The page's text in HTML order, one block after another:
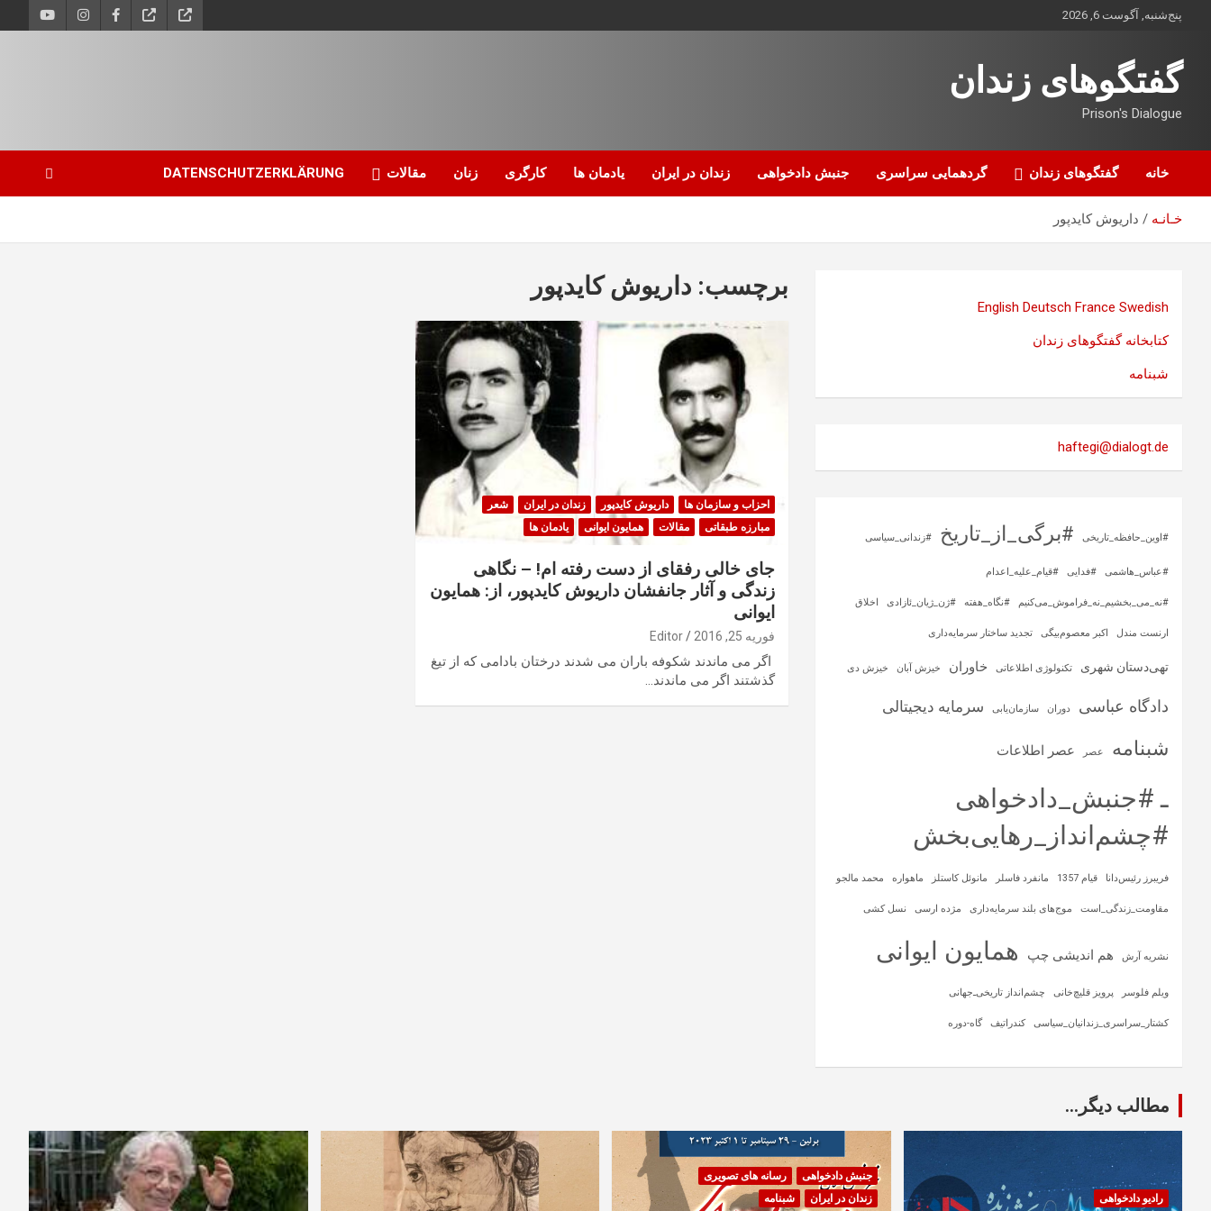
محتوا
پنج‌شنبه, آگوست 6, 2026
گفتگوهای زندان
Prison's Dialogue
خانه گفتگوهای زندان گردهمایی سراسری جنبش دادخواهی زندان در ایران یادمان ها کارگری زنان مقالات DATENSCHUTZERKLÄRUNG
خـانـه داریوش کایدپور
برچسب: داریوش کایدپور
احزاب و سازمان ها داریوش کایدپور زندان در ایران
شعر
مبارزه طبقاتی
مقالات همایون ایوانی یادمان ها
جای خالی رفقای از دست رفته ام! – نگاهی
زندگی و آثار جانفشان داریوش کایدپور، از: همایون
ایوانی
فوریه 25, 2016 Editor
اگر می ماندند شکوفه باران می شدند درختان بادامی که از تیغ
گذشتند اگر می ماندند…
English Deutsch France Swedish
کتابخانه گفتگوهای زندان
شبنامه
haftegi@dialogt.de
#اوین_حافظه_تاریخی #برگی_از_تاریخ #زندانی_سیاسی
#عباس_هاشمی #فدایی #قیام_علیه_اعدام
#نه_می_بخشیم_نه_فراموش_می‌کنیم #نگاه_هفته #ژن_ژیان_ئازادی اخلاق
ارنست مندل اکبر معصوم‌بیگی تجدید ساختار سرمایه‌داری
تهی‌دستان شهری تکنولوژی اطلاعاتی خاوران خیزش آبان خیزش دی
دادگاه عباسی دوران سازمان‌یابی سرمایه‌ دیجیتالی
شبنامه عصر عصر اطلاعات
ـ #جنبش_دادخواهی
#چشم‌انداز_رهایی‌بخش
فریبرز رئیس‌دانا قیام 1357 مانفرد فاسلر مانوئل کاستلز ماهواره‌ محمد مالجو
مقاومت_زندگی_است موج‌های بلند سرمایه‌داری مژده ارسی نسل کشی
نشریه آرش هم اندیشی چپ همایون ایوانی
ویلم فلوسر پرویز قلیچ‌خانی چشم‌انداز تاریخی‌ـ‌جهانی
کشتار_سراسری_زندانیان_سیاسی کندراتیف گاه-دوره
مطالب دیگر...
رادیو دادخواهی
جنبش دادخواهی
رسانه های تصویری
زندان در ایران
شبنامه